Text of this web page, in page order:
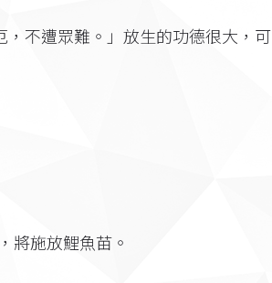
，不遭眾難。」放生的功德很大，可
將施放鯉魚苗。